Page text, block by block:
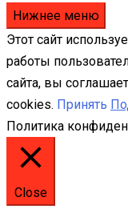
Нижнее меню
Этот сайт
работы
сайта, вы
cookies. Принять
Политика
Close